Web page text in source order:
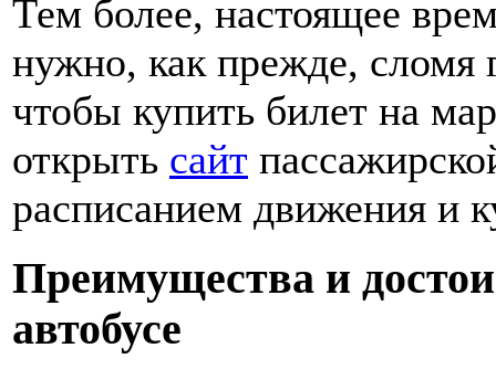
Тем более, настоящее
нужно, как прежде, сломя
чтобы купить билет на
открыть сайт
расписанием движения и
Преимущества и
автобусе